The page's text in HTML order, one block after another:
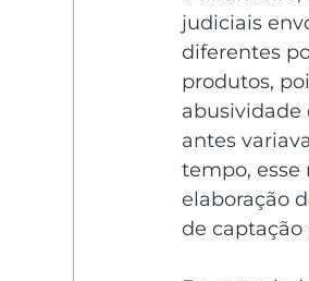
judiciais
diferentes
produtos,
abusividade
antes
tempo,
elaboração
de captação